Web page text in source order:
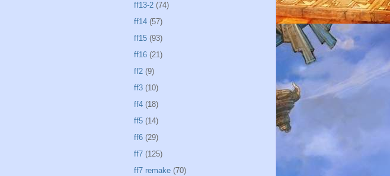
ff13-2 (74)
ff14 (57)
ff15 (93)
ff16 (21)
ff2 (9)
ff3 (10)
ff4 (18)
ff5 (14)
ff6 (29)
ff7 (125)
ff7 remake (70)